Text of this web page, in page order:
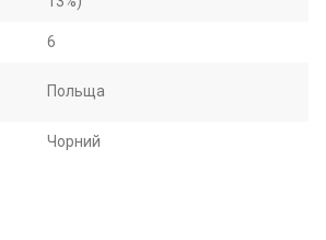
6
Польща
Чорний